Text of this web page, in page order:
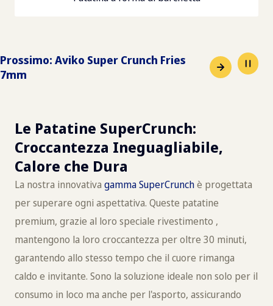
Prossimo: Aviko Super Crunch Fries
7mm
Le Patatine SuperCrunch:
Croccantezza Ineguagliabile,
Calore che Dura
La nostra innovativa gamma SuperCrunchè progettata
per superare ogni aspettativa. Queste patatine
premium, grazie al loro speciale rivestimento ,
mantengono la loro croccantezza per oltre 30 minuti,
garantendo allo stesso tempo che il cuore rimanga
caldo e invitante. Sono la soluzione ideale non solo per il
consumo in loco ma anche per l'asporto, assicurando